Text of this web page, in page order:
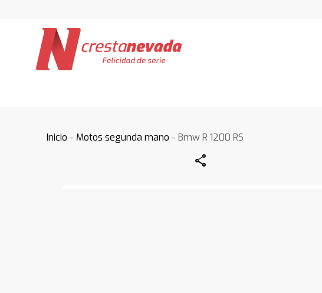
Inicio - Motos segunda mano - Bmw R 1200 RS
Share